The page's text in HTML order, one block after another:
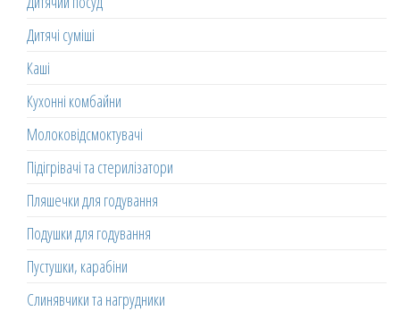
Дитячі суміші
Каші
Кухонні комбайни
Молоковідсмоктувачі
Підігрівачі та стерилізатори
Пляшечки для годування
Подушки для годування
Пустушки, карабіни
Слинявчики та нагрудники